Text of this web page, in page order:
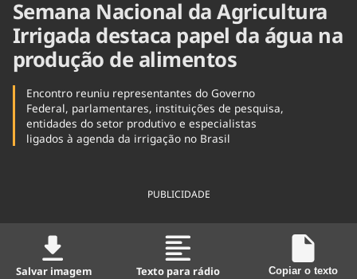
Semana Nacional da Agricultura
Irrigada destaca papel da água na
produção de alimentos
Encontro reuniu representantes do Governo
Federal, parlamentares, instituições de pesquisa,
entidades do setor produtivo e especialistas
ligados à agenda da irrigação no Brasil
PUBLICIDADE
Salvar imagem Texto para rádio Copiar o texto